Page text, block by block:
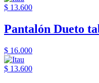
$ 13.600
Pantalón Dueto
$ 16.000
$ 13.600